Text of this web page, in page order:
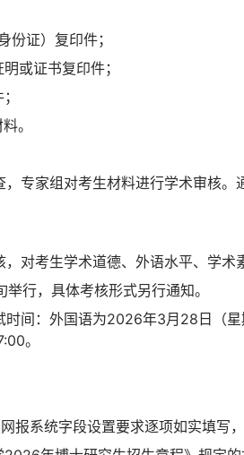
份证）复印件；
或证书复印件；
。
专家组对考生材料进行学术审核
对考生学术道德、外语水平、学术
行，具体考核形式另行通知。
时间：外国语为2026年3月28日（
。
报系统字段设置要求逐项如实填写